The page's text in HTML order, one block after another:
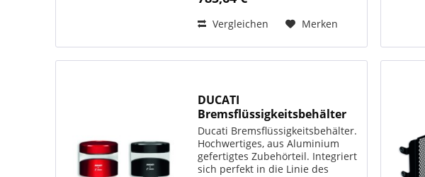
Vergleichen Merken
DUCATI
Bremsflüssigkeitsbehälter
96180581_
Ducati Bremsflüssigkeitsbehälter.
Hochwertiges, aus Aluminium
gefertigtes Zubehörteil. Integriert
sich perfekt in die Linie des